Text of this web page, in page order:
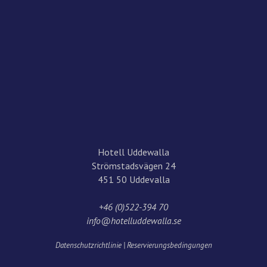
Hotell Uddewalla
Strömstadsvägen 24
451 50 Uddevalla
+46 (0)522-394 70
info@hotelluddewalla.se
Datenschutzrichtlinie|Reservierungsbedingungen